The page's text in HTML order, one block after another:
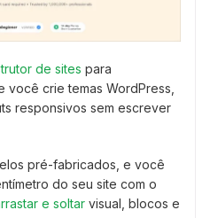
de sites para
você crie temas WordPress,
responsivos sem escrever
pré-fabricados, e você
do seu site com o
e soltar visual, blocos e